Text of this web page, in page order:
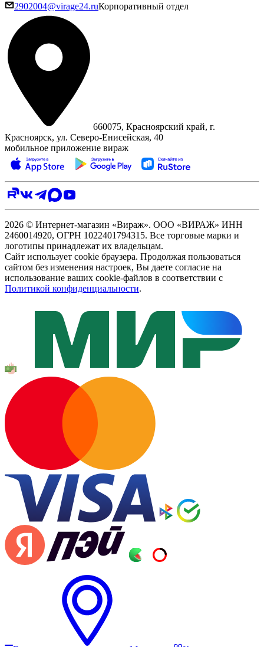
2902004@virage24.ruКорпоративный отдел
660075, Красноярский край, г.
Красноярск, ул. Северо‑Енисейская, 40
мобильное приложение вираж
2026 © Интернет-магазин «Вираж». ООО «ВИРАЖ» ИНН
2460014920, ОГРН 1022401794315. Все торговые марки и
логотипы принадлежат их владельцам.
Сайт использует cookie браузера. Продолжая пользоваться
сайтом без изменения настроек, Вы даете согласие на
использование ваших cookie-файлов в соответствии с
Политикой конфиденциальности.